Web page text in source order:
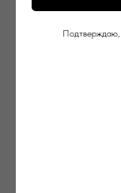
Подтверждаю,